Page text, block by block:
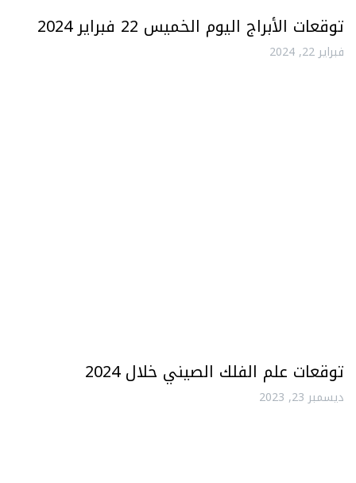
توقعات الأبراج اليوم الخميس 22 فبراير 2024
فبراير 22, 2024
توقعات علم الفلك الصيني خلال 2024
ديسمبر 23, 2023